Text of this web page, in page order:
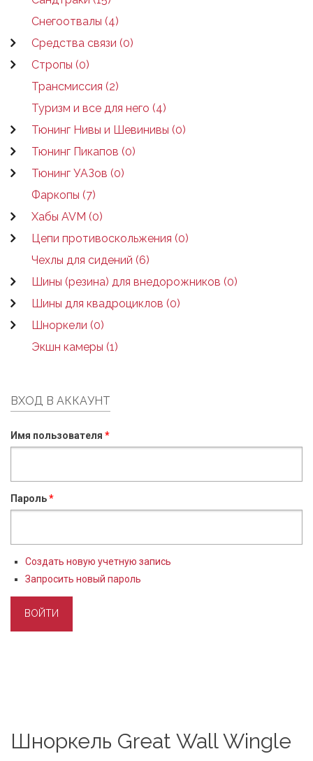
Снегоотвалы (4)
Средства связи (0)
Стропы (0)
Трансмиссия (2)
Туризм и все для него (4)
Тюнинг Нивы и Шевинивы (0)
Тюнинг Пикапов (0)
Тюнинг УАЗов (0)
Фаркопы (7)
Хабы AVM (0)
Цепи противоскольжения (0)
Чехлы для сидений (6)
Шины (резина) для внедорожников (0)
Шины для квадроциклов (0)
Шноркели (0)
Экшн камеры (1)
ВХОД В АККАУНТ
Имя пользователя *
Пароль*
Создать новую учетную запись
Запросить новый пароль
Шноркель Great Wall Wingle